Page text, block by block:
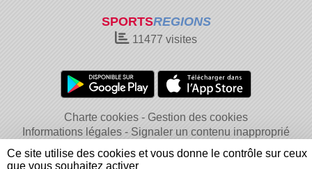
SPORTSREGIONS
11477 visites
Charte cookies
Gestion des cookies
Informations légales
Signaler un contenu inapproprié
Ce site utilise des cookies et vous donne le contrôle sur ceux
que vous souhaitez activer